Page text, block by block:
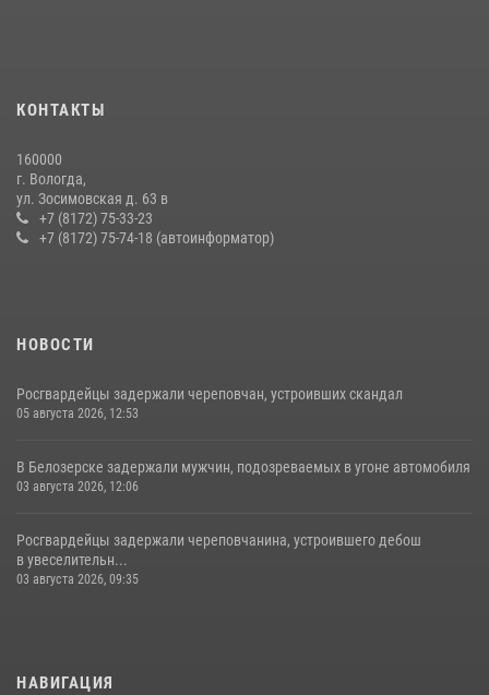
минувшую неделю
21 единицу оружия изъяли за минувшую неделю сотрудники
Росгвардии в Вологодской области
20 июля 2026, 10:47
КОНТАКТЫ
160000
г. Вологда,
ул. Зосимовская д. 63 в
+7 (8172) 75-33-23
+7 (8172) 75-74-18 (автоинформатор)
НОВОСТИ
Росгвардейцы задержали череповчан, устроивших скандал
05 августа 2026, 12:53
В Белозерске задержали мужчин, подозреваемых в угоне автомобиля
03 августа 2026, 12:06
Росгвардейцы задержали череповчанина, устроившего дебош
в увеселительн...
03 августа 2026, 09:35
НАВИГАЦИЯ